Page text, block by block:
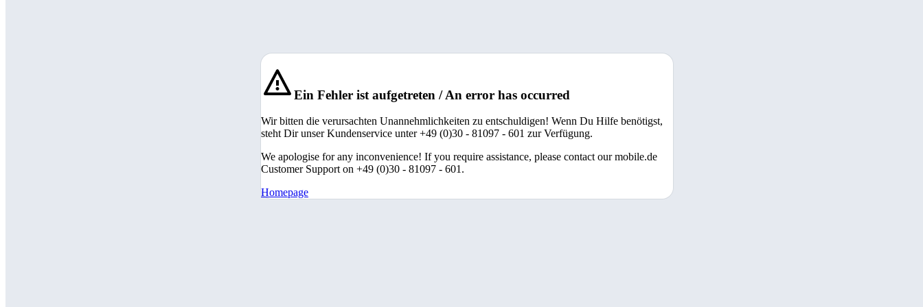
Ein Fehler ist aufgetreten / An error has occurred
Wir bitten die verursachten Unannehmlichkeiten zu entschuldigen! Wenn Du Hilfe benötigst,
steht Dir unser Kundenservice unter +49 (0)30 - 81097 - 601 zur Verfügung.
We apologise for any inconvenience! If you require assistance, please contact our mobile.de
Customer Support on +49 (0)30 - 81097 - 601.
Homepage